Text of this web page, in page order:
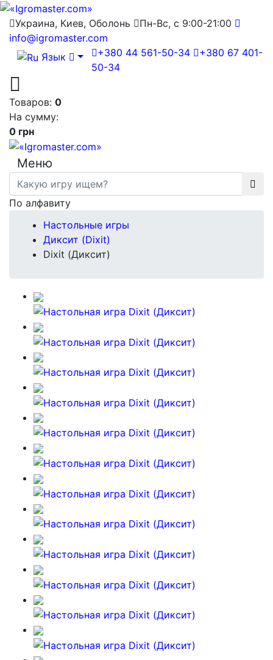
Украина, Киев, Оболонь
Пн-Вс, с 9:00-21:00
info@igromaster.com
Язык
+380 44 561-50-34
+380 67 401-
50-34
Товаров: 0
На сумму:
0 грн
Меню
По алфавиту
Настольные игры
Диксит (Dixit)
Dixit (Диксит)